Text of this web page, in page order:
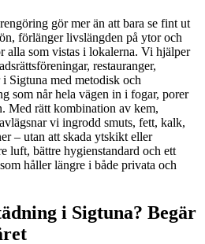
gör mer än att bara se fint ut
förlänger livslängden på ytor och
alla som vistas i lokalerna. Vi hjälper
restauranger,
Sigtuna med metodisk och
som når hela vägen in i fogar, porer
Med rätt kombination av kem,
vi ingrodd smuts, fett, kalk,
– utan att skada ytskikt eller
luft, bättre hygienstandard och ett
håller längre i både privata och
i Sigtuna? Begär